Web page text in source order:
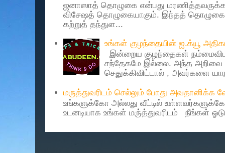
ஜனாஸாத் தொழுகை என்பது
விசேஷத் தொழுகையாகும். இந்தத்
கற்றுத் தந்துள...
உங்கள் குழந்தையின் ஐ.க்யூ
இன்றைய குழந்தைகள்
சந்தேகமே இல்லை. அந்த
செதுக்கிவிட்டால் , அவர்களை
மருத்துவரிடம் செல்லும் போது அவதானிக்க
உங்களுக்கோ அல்லது வீட்டில்
உடனடியாக உங்கள் மரு்த்துவரிடம் நீங்கள்